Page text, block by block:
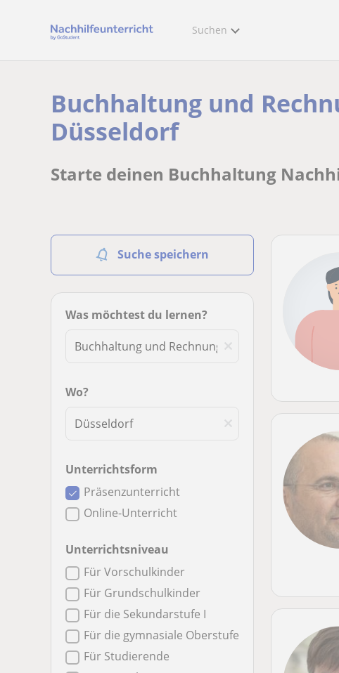
Suchen
Buchhaltung und
Düsseldorf
Starte deinen Buchhaltung
Suche speichern
Was möchtest du lernen?
Wo?
Unterrichtsform
Präsenzunterricht
Online-Unterricht
Unterrichtsniveau
Für Vorschulkinder
Für Grundschulkinder
Für die Sekundarstufe I
Für die gymnasiale Oberstufe
Für Studierende